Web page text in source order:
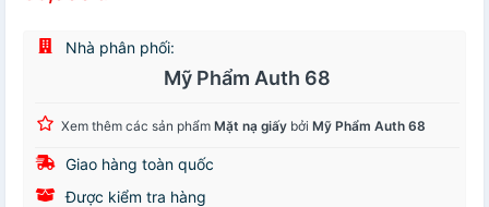
Nhà phân phối:
Mỹ Phẩm Auth 68
Xem thêm các sản phẩm Mặt nạ giấy bởi Mỹ Phẩm Auth 68
Giao hàng toàn quốc
Được kiểm tra hàng